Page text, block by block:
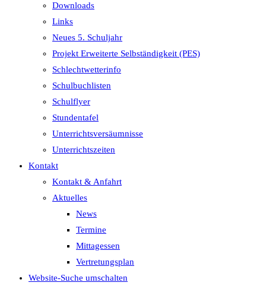
Downloads
Links
Neues 5. Schuljahr
Projekt Erweiterte Selbständigkeit (PES)
Schlechtwetterinfo
Schulbuchlisten
Schulflyer
Stundentafel
Unterrichtsversäumnisse
Unterrichtszeiten
Kontakt
Kontakt & Anfahrt
Aktuelles
News
Termine
Mittagessen
Vertretungsplan
Website-Suche umschalten